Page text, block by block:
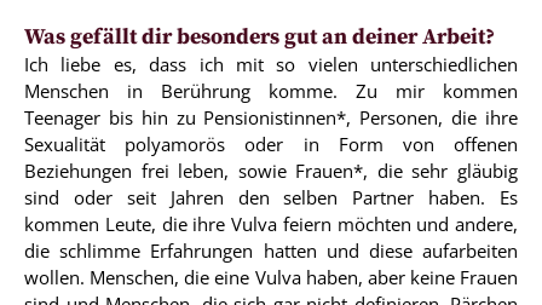
Was gefällt dir besonders gut an deiner Arbeit?
Ich liebe es, dass ich mit so vielen unterschiedlichen
Menschen in Berührung komme. Zu mir kommen
Teenager bis hin zu Pensionistinnen*, Personen, die ihre
Sexualität polyamorös oder in Form von offenen
Beziehungen frei leben, sowie Frauen*, die sehr gläubig
sind oder seit Jahren den selben Partner haben. Es
kommen Leute, die ihre Vulva feiern möchten und andere,
die schlimme Erfahrungen hatten und diese aufarbeiten
wollen. Menschen, die eine Vulva haben, aber keine Frauen